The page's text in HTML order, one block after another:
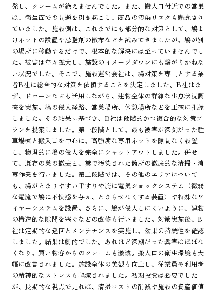
発し、クレームが絶えませんでした。また、搬入口付近での営巣
は、衛生面での問題を引き起こし、商品の汚染リスクも懸念され
ていました。施設側は、これまでにも部分的な対策として、鳩よ
けネットの設置や忌避剤の散布などを試みてきましたが、鳩が別
の場所に移動するだけで、根本的な解決には至っていませんでし
た。被害は年々拡大し、施設のイメージダウンにも繋がりかねな
い状況でした。そこで、施設運営会社は、鳩対策を専門とする業
者B社に総合的な対策を依頼することを決定しました。B社はま
ず、ドローンなども活用しながら、建物全体の詳細な生息状況調
査を実施。鳩の侵入経路、営巣場所、休憩場所などを正確に把握
しました。その結果に基づき、B社は段階的かつ複合的な対策プ
ランを提案しました。第一段階として、最も被害が深刻だった駐
車場棟と搬入口を中心に、高強度な専用ネットを隙間なく設置
し、物理的に鳩の侵入を完全にシャットアウトしました。併せ
て、既存の巣の撤去と、糞で汚染された箇所の徹底的な清掃・消
毒作業を行いました。第二段階では、その他のエリアについて
も、鳩がとまりやすい手すりや庇に電気ショックシステム（微弱
な電流で鳩に不快感を与え、とまらせなくする装置）や特殊なワ
イヤーシステムを設置。さらに、鳩が侵入しにくいように、建物
の構造的な隙間を塞ぐなどの改修も行いました。対策実施後、B
社は定期的な巡回とメンテナンスを実施し、効果の持続性を確認
しました。結果は劇的でした。あれほど深刻だった糞害はほぼな
くなり、買い物客からのクレームも激減。搬入口の衛生環境も大
幅に改善されました。施設全体の美観も向上し、従業員や利用者
の精神的なストレスも軽減されました。初期投資は必要でした
が、長期的な視点で見れば、清掃コストの削減や施設の資産価値